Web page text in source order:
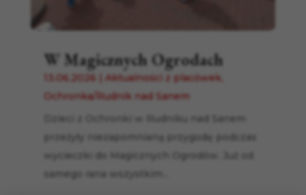
W Magicznych Ogrodach
13.06.2026 Aktualności z placówek
Ochronka/Rudnik nad Sanem
Dzieci z Ochronki w Rudniku nad Sanem
przeżyły niezapomnianą przygodę podczas
wycieczki do Magicznych Ogrodów. Już od
samego rana wszystkim...